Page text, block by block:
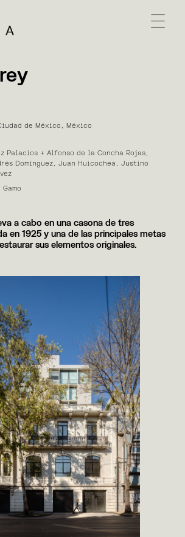
de México, México
Palacios + Alfonso de la Concha Rojas,
Domínguez, Juan Huicochea, Justino
a cabo en una casona de tres
en 1925 y una de las principales metas
sus elementos originales.